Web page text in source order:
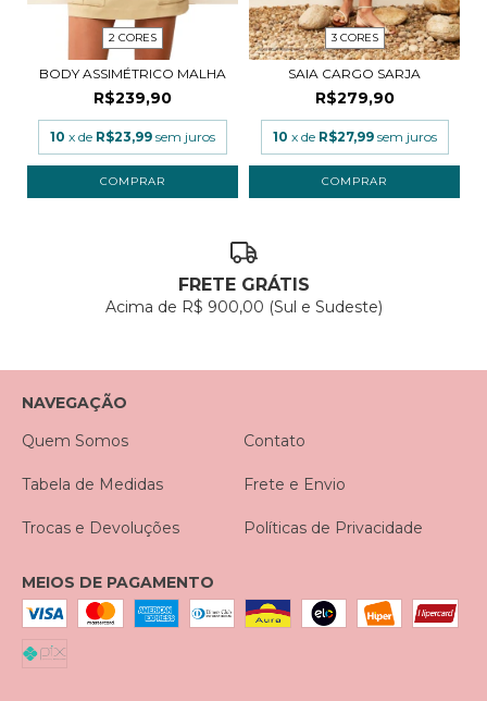
2 CORES
BODY ASSIMÉTRICO MALHA
R$239,90
10 x de R$23,99 sem juros
COMPRAR
3 CORES
SAIA CARGO SARJA
R$279,90
10 x de R$27,99 sem juros
COMPRAR
FRETE GRÁTIS
Acima de R$ 900,00 (Sul e Sudeste)
NAVEGAÇÃO
Quem Somos
Contato
Tabela de Medidas Frete e Envio
Trocas e Devoluções Políticas de Privacidade
MEIOS DE PAGAMENTO